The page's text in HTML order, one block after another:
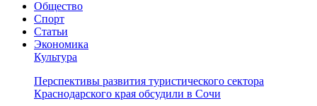
Общество
Спорт
Статьи
Экономика
Культура
Перспективы развития туристического сектора
Краснодарского края обсудили в Сочи